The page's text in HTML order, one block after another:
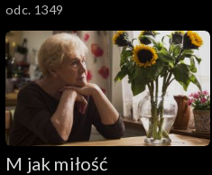
odc. 1349
M jak miłość